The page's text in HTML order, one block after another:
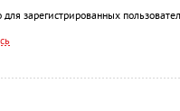
зарегистрированных